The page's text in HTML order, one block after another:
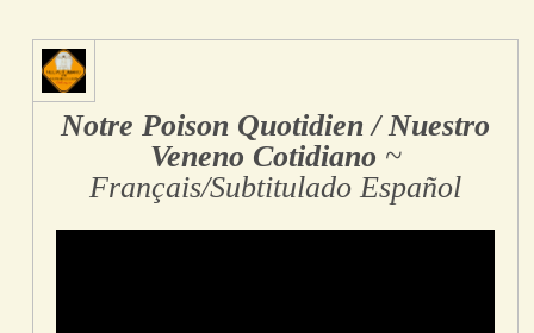
Notre Poison Quotidien / Nuestro
Veneno Cotidiano ~
Français/Subtitulado Español